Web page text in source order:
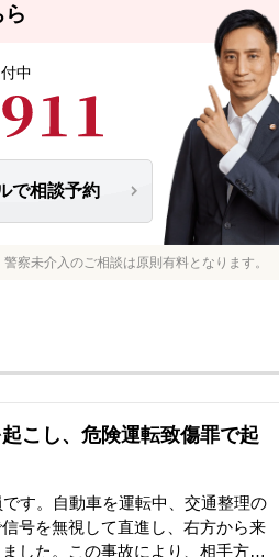
中
で相談予約
察未介入のご相談は原則有料となります。
こし、危険運転致傷罪で起
す。自動車を運転中、交通整理の
号を無視して直進し、右方から来
した。この事故により、相手方運